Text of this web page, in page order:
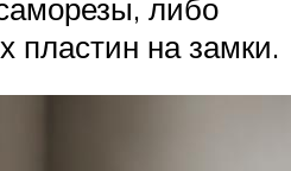
либо
пластин на замки.